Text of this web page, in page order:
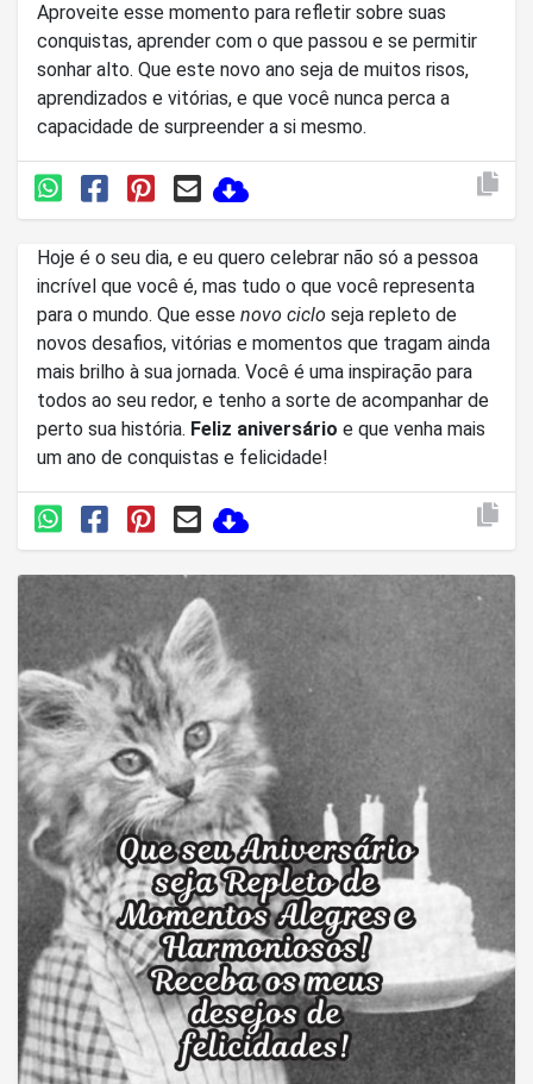
Aproveite esse momento para refletir sobre suas
conquistas, aprender com o que passou e se permitir
sonhar alto. Que este novo ano seja de muitos risos,
aprendizados e vitórias, e que você nunca perca a
capacidade de surpreender a si mesmo.
Hoje é o seu dia, e eu quero celebrar não só a pessoa
incrível que você é, mas tudo o que você representa
para o mundo. Que esse novo ciclo seja repleto de
novos desafios, vitórias e momentos que tragam ainda
mais brilho à sua jornada. Você é uma inspiração para
todos ao seu redor, e tenho a sorte de acompanhar de
perto sua história. Feliz aniversário e que venha mais
um ano de conquistas e felicidade!